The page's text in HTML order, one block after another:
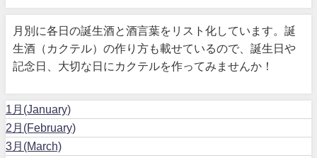
月別に各日の誕生酒と酒言葉をリスト化しています。誕
生酒（カクテル）の作り方も載せているので、誕生日や
記念日、大切な日にカクテルを作ってみませんか！
1月(January)
2月(February)
3月(March)